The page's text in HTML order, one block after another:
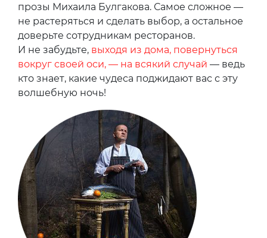
прозы Михаила Булгакова. Самое сложное —
не растеряться и сделать выбор, а остальное
доверьте сотрудникам ресторанов.
И не забудьте, выходя из дома, повернуться
вокруг своей оси, — на всякий случай — ведь
кто знает, какие чудеса поджидают вас с эту
волшебную ночь!